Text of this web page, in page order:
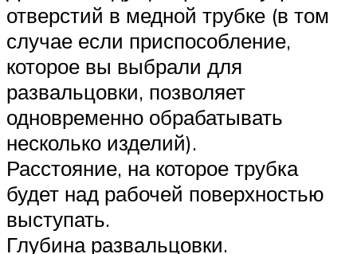
отверстий в медной трубке (в том
случае если приспособление,
которое вы выбрали для
развальцовки, позволяет
одновременно обрабатывать
несколько изделий).
Расстояние, на которое трубка
будет над рабочей поверхностью
выступать.
Глубина развальцовки.